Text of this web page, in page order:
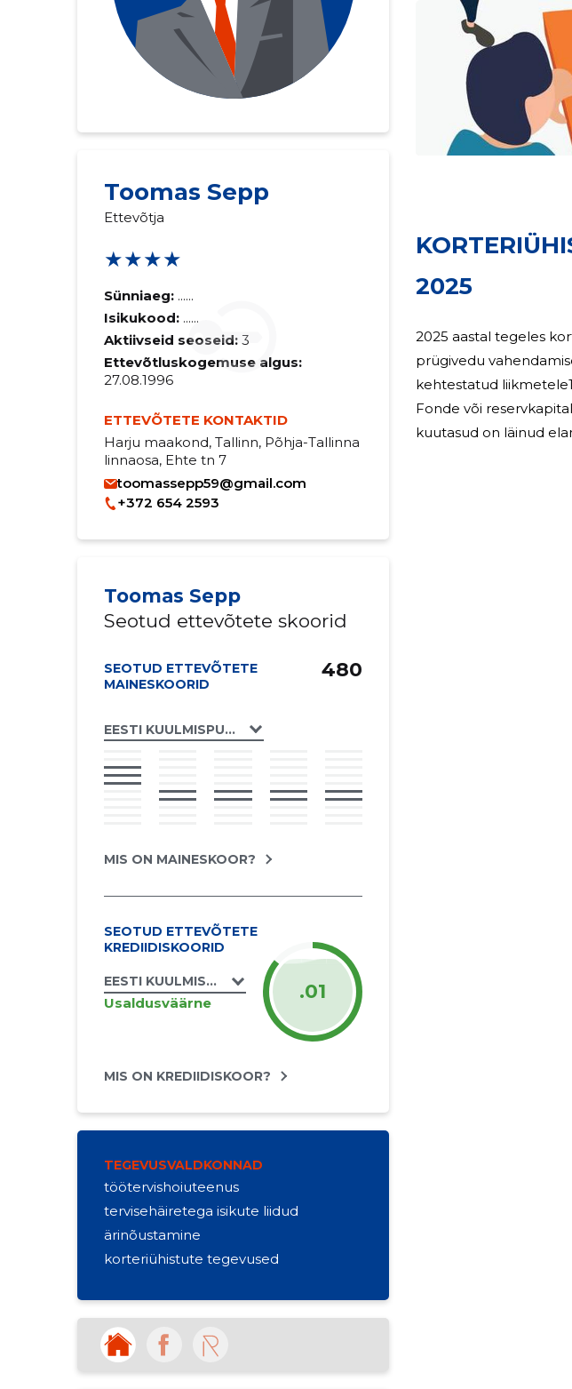
Toomas Sepp
Ettevõtja
★★★★
Sünniaeg: ......
Isikukood: ......
Aktiivseid seoseid: 3
Ettevõtluskogemuse algus:
27.08.1996
ETTEVÕTETE KONTAKTID
Harju maakond, Tallinn, Põhja-Tallinna
linnaosa, Ehte tn 7
toomassepp59@gmail.com
+372 654 2593
Toomas Sepp
Seotud ettevõtete skoorid
SEOTUD ETTEVÕTETE
MAINESKOORID
EESTI KUULMISPUUDEGA LASTE VANEMATE LIIT MTÜ
480
MIS ON MAINESKOOR?
SEOTUD ETTEVÕTETE
KREDIIDISKOORID
EESTI KUULMISPUUDEGA LASTE VANEMATE LIIT MTÜ
Usaldusväärne .01
MIS ON KREDIIDISKOOR?
TEGEVUSVALDKONNAD
töötervishoiuteenus
tervisehäiretega isikute liidud
ärinõustamine
korteriühistute tegevused
2025
2025 aastal tegeles
prügivedu vahendamisega ja
kehtestatud liikmetele180 eurot.. Tasaarveldus võrreldes tegelike
Fonde või
kuutasud on läinud elamu